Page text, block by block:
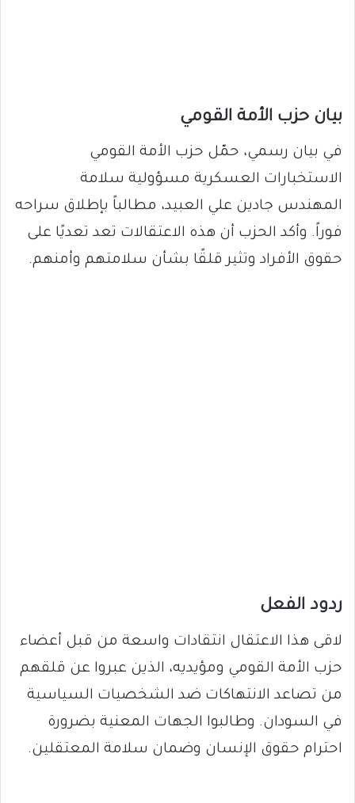
بيان حزب الأمة القومي
في بيان رسمي، حمّل حزب الأمة القومي
الاستخبارات العسكرية مسؤولية سلامة
المهندس جادين علي العبيد، مطالباً بإطلاق سراحه
فوراً. وأكد الحزب أن هذه الاعتقالات تعد تعديًا على
حقوق الأفراد وتثير قلقًا بشأن سلامتهم وأمنهم.
ردود الفعل
لاقى هذا الاعتقال انتقادات واسعة من قبل أعضاء
حزب الأمة القومي ومؤيديه، الذين عبروا عن قلقهم
من تصاعد الانتهاكات ضد الشخصيات السياسية
في السودان. وطالبوا الجهات المعنية بضرورة
احترام حقوق الإنسان وضمان سلامة المعتقلين.